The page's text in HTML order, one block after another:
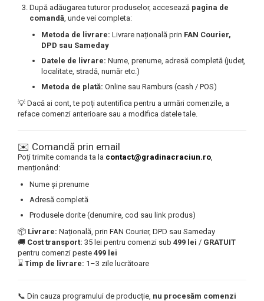
După adăugarea tuturor produselor, accesează pagina de
comandă, unde vei completa:
Metoda de livrare: Livrare națională prin FAN Courier,
DPD sau Sameday
Datele de livrare: Nume, prenume, adresă completă (județ,
localitate, stradă, număr etc.)
Metoda de plată: Online sau Ramburs (cash / POS)
💡 Dacă ai cont, te poți autentifica pentru a urmări comenzile, a
reface comenzi anterioare sau a modifica datele tale.
✉️ Comandă prin email
Poți trimite comanda ta la contact@gradinacraciun.ro,
menționând:
Nume și prenume
Adresă completă
Produsele dorite (denumire, cod sau link produs)
📦 Livrare: Națională, prin FAN Courier, DPD sau Sameday
🚚 Cost transport: 35 lei pentru comenzi sub 499 lei / GRATUIT
pentru comenzi peste 499 lei
⌛ Timp de livrare: 1–3 zile lucrătoare
📞 Din cauza programului de producție, nu procesăm comenzi